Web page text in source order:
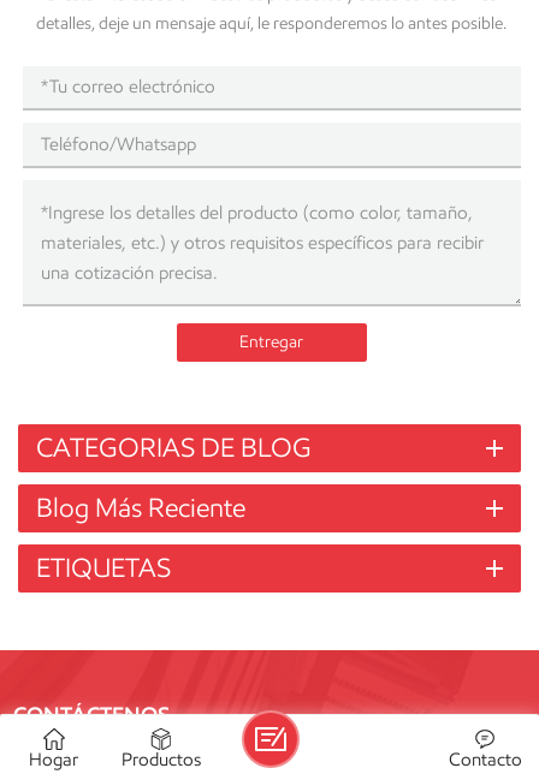
detalles, deje un mensaje aquí, le responderemos lo antes posible.
Entregar
CATEGORIAS DE BLOG
Blog Más Reciente
ETIQUETAS
CONTÁCTENOS
If you are interested in our products, please contact us, we
Hogar Productos Contacto